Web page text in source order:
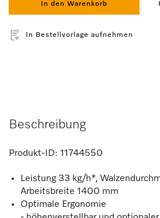
In den Warenkorb
In Bestellvorlage aufnehmen
Beschreibung
Produkt-ID: 11744550
Leistung 33 kg/h*,
Arbeitsbreite 1400 mm
Optimale Ergonomie